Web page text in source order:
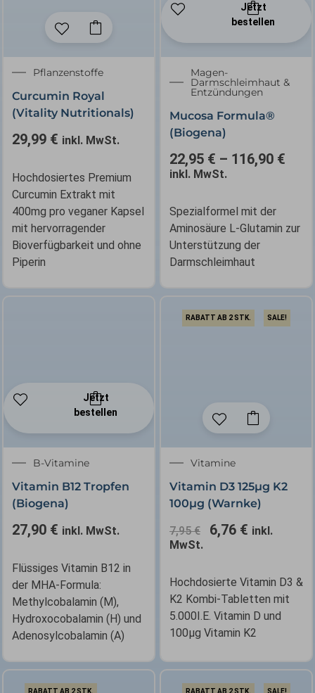
Pflanzenstoffe
Curcumin Royal
(Vitality Nutritionals)
29,99 € inkl. MwSt.
Hochdosiertes Premium
Curcumin Extrakt mit
400mg pro veganer Kapsel
mit hervorragender
Bioverfügbarkeit und ohne
Piperin
Jetzt
bestellen
Magen-
Darmschleimhaut &
Entzündungen
Mucosa Formula®
(Biogena)
22,95 € – 116,90 €
inkl. MwSt.
Spezialformel mit der
Aminosäure L-Glutamin zur
Unterstützung der
Darmschleimhaut
Jetzt
bestellen
B-Vitamine
Vitamin B12 Tropfen
(Biogena)
27,90 € inkl. MwSt.
Flüssiges Vitamin B12 in
der MHA-Formula:
Methylcobalamin (M),
Hydroxocobalamin (H) und
Adenosylcobalamin (A)
RABATT AB 2 STK. SALE!
Vitamine
Vitamin D3 125µg K2
100µg (Warnke)
7,95€
Ursprünglicher
Preis
war:
7,95 €
6,76 €
Preis
ist:
6,76 €.
inkl.
MwSt.
Hochdosierte Vitamin D3 &
K2 Kombi-Tabletten mit
5.000I.E. Vitamin D und
100µg Vitamin K2
RABATT AB 2 STK. RABATT AB 2 STK. SALE!